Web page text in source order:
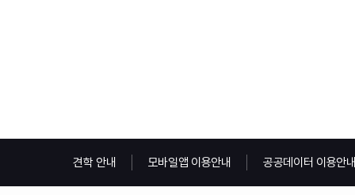
견학 안내 모바일앱 이용안내 공공데이터 이용안내